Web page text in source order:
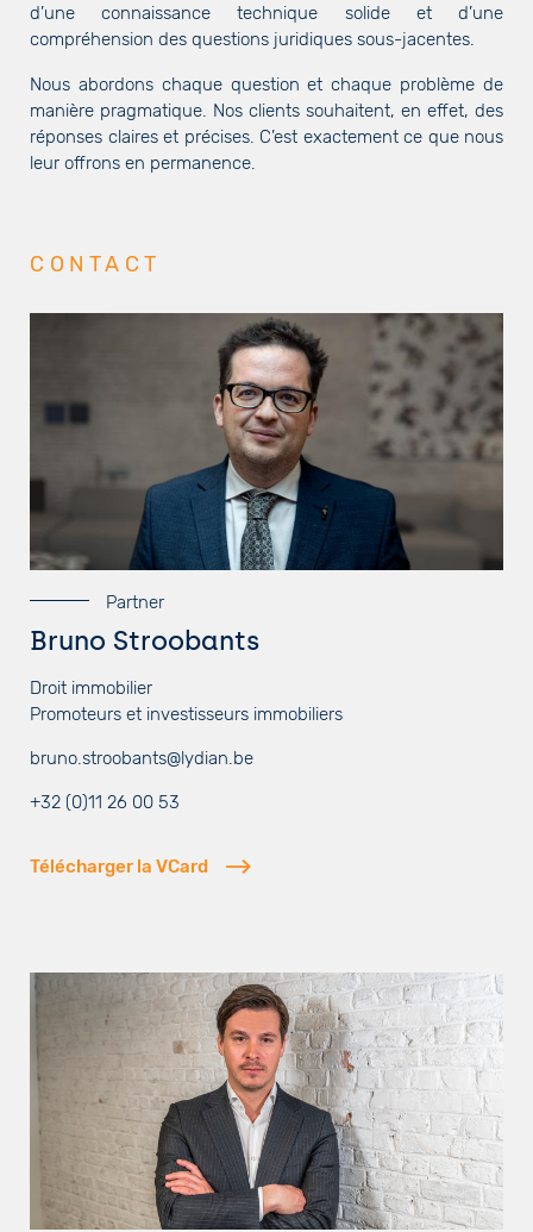
d’une connaissance technique solide et d’une
compréhension des questions juridiques sous-jacentes.
Nous abordons chaque question et chaque problème de
manière pragmatique. Nos clients souhaitent, en effet, des
réponses claires et précises. C’est exactement ce que nous
leur offrons en permanence.
CONTACT
Partner
Bruno Stroobants
Droit immobilier
Promoteurs et investisseurs immobiliers
bruno.stroobants@lydian.be
+32 (0)11 26 00 53
Télécharger la VCard